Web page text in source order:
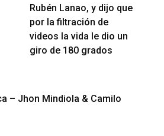
Rubén Lanao, y dijo que
por la filtración de
videos la vida le dio un
giro de 180 grados
– Jhon Mindiola & Camilo